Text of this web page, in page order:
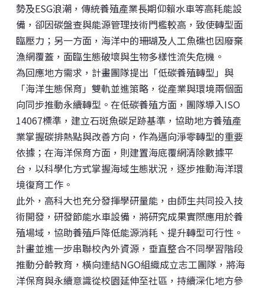
勢及ESG浪潮，傳統養殖產業長期仰賴水車等高耗能設
備，卻因碳盤查與能源管理技術門檻較高，致使轉型面
臨壓力；另一方面，海洋中的珊瑚及人工魚礁也因廢棄
漁網覆蓋，面臨生態破壞與生物多樣性流失危機。
為回應地方需求，計畫團隊提出「低碳養殖轉型」與
「海洋生態保育」雙軌並進策略，從產業與環境兩個面
向同步推動永續轉型。在低碳養殖方面，團隊導入ISO
14067標準，建立石斑魚碳足跡基準，協助地方養殖產
業掌握碳排熱點與改善方向，作為邁向淨零轉型的重要
依據；在海洋保育方面，則建置海底覆網清除數據平
台，以科學化方式掌握海域生態狀況，逐步推動海洋環
境復育工作。
此外，高科大也充分發揮學研量能，由師生共同投入技
術開發，研發節能水車設備，將研究成果實際應用於養
殖場域，協助養殖戶降低能源消耗、提升轉型可行性。
計畫並進一步串聯校內外資源，垂直整合不同學習階段
推動分齡教育，橫向連結NGO組織成立志工團隊，將海
洋保育與永續意識從校園延伸至社區，持續深化地方參